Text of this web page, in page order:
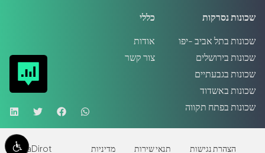
כללי
אודות
צור קשר
שכונות נסרקות
שכונות בתל אביב -יפו
שכונות בירושלים
שכונות בגבעתיים
שכונות באשדוד
שכונות בפתח תקווה
MadaDirot הצהרת נגישות תנאי שירות מדיניות